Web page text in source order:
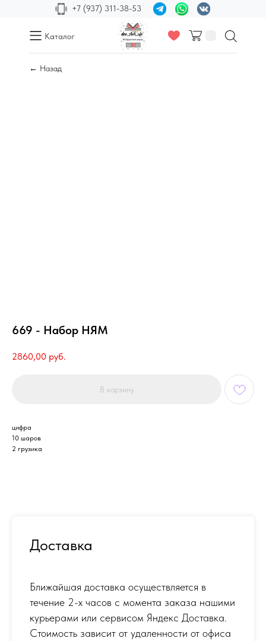
+7 (937) 311-38-53
Каталог
← Назад
669 - Набор НЯМ
2860,00 руб.
В корзину
цифра
10 шаров
2 грузика
Доставка
Ближайшая доставка осуществляется в
течение 2-х часов с момента заказа нашими
курьерами или сервисом Яндекс Доставка.
Стоимость зависит от удаленности от офиса